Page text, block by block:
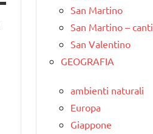
San Martino
San Martino – canti
San Valentino
GEOGRAFIA
ambienti naturali
Europa
Giappone